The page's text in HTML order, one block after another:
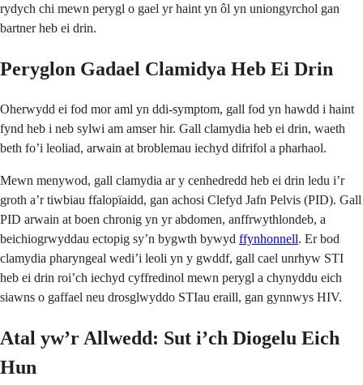
rydych chi mewn perygl o gael yr haint yn ôl yn uniongyrchol gan
bartner heb ei drin.
Peryglon Gadael Clamidya Heb Ei Drin
Oherwydd ei fod mor aml yn ddi-symptom, gall fod yn hawdd i haint
fynd heb i neb sylwi am amser hir. Gall clamydia heb ei drin, waeth
beth fo’i leoliad, arwain at broblemau iechyd difrifol a pharhaol.
Mewn menywod, gall clamydia ar y cenhedredd heb ei drin ledu i’r
groth a’r tiwbiau ffalopïaidd, gan achosi Clefyd Jafn Pelvis (PID). Gall
PID arwain at boen chronig yn yr abdomen, anffrwythlondeb, a
beichiogrwyddau ectopig sy’n bygwth bywyd ffynhonnell. Er bod
clamydia pharyngeal wedi’i leoli yn y gwddf, gall cael unrhyw STI
heb ei drin roi’ch iechyd cyffredinol mewn perygl a chynyddu eich
siawns o gaffael neu drosglwyddo STIau eraill, gan gynnwys HIV.
Atal yw’r Allwedd: Sut i’ch Diogelu Eich
Hun